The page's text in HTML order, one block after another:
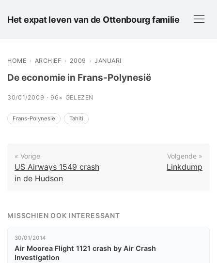
Het expat leven van de Ottenbourg familie
HOME › ARCHIEF › 2009 › JANUARI
De economie in Frans-Polynesië
30/01/2009 · 96× GELEZEN
Frans-Polynesië Tahiti
« Vorige
US Airways 1549 crash
in de Hudson
Volgende »
Linkdump
MISSCHIEN OOK INTERESSANT
30/01/2014
Air Moorea Flight 1121 crash by Air Crash
Investigation